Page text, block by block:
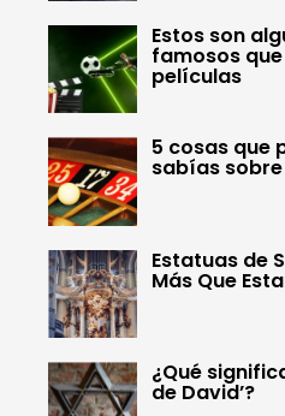
Estos son
famosos
películas
5 cosas que
sabías
Estatuas de
Más Que
¿Qué
de David’?